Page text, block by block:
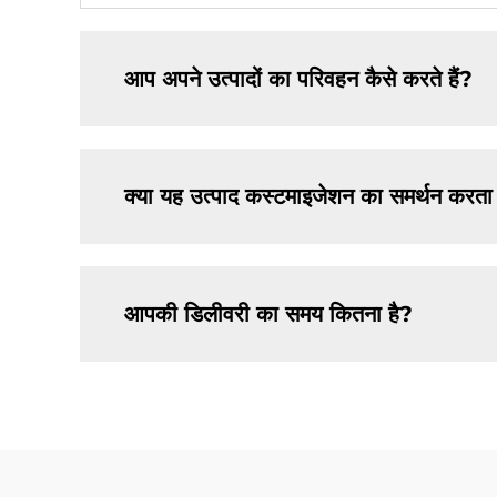
आप अपने उत्पादों का परिवहन कैसे करते हैं?
क्या यह उत्पाद कस्टमाइजेशन का समर्थन
आपकी डिलीवरी का समय कितना है?